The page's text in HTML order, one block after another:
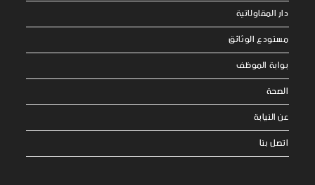
دار المقاولاتية
مستودع الوثائق
بوابة الموظف
الصحة
عن النيابة
اتصل بنا